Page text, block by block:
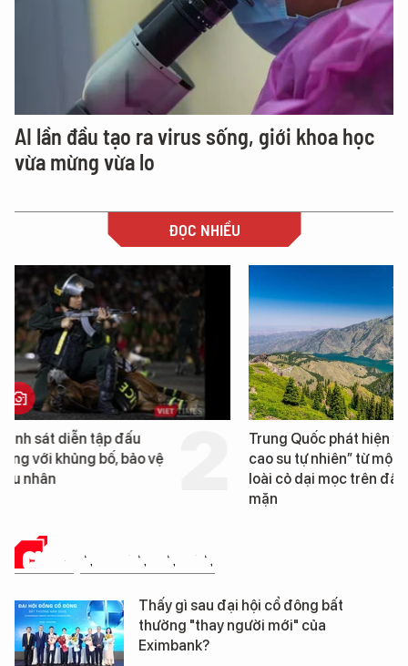
AI lần đầu tạo ra virus sống, giới khoa học
vừa mừng vừa lo
ĐỌC NHIỀU
Trung Quốc phát hiện “mỏ
cao su tự nhiên” từ một
loài cỏ dại mọc trên đất
Loạt dự án bất động
Đà Nẵng sắp bị kiểm
CHUYỆN DOANH NHÂN
Thấy gì sau đại hội cổ đông bất
thường "thay người mới" của
Eximbank?